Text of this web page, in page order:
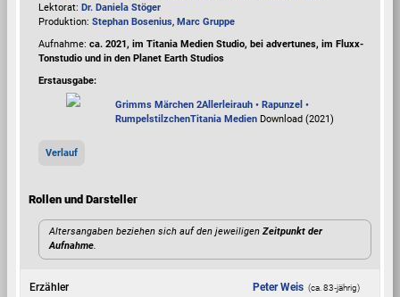
Lektorat:Dr. Daniela Stöger
Produktion:Stephan Bosenius,Marc Gruppe
Aufnahme:ca. 2021, im Titania Medien Studio, bei advertunes, im Fluxx-
Tonstudio und in den Planet Earth Studios
Erstausgabe:
Grimms Märchen 2Allerleirauh • Rapunzel •
RumpelstilzchenTitania Medien Download (2021)
Verlauf
Rollen und Darsteller
Altersangaben beziehen sich auf den jeweiligenZeitpunkt der
Aufnahme.
Erzähler Peter Weis (ca. 83‑jährig)